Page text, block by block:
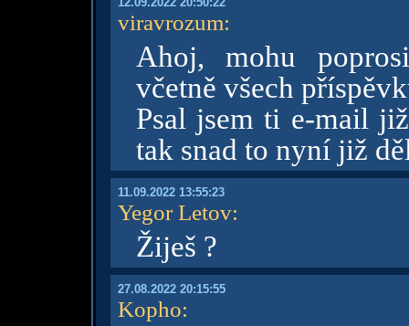
viravrozum:
Ahoj, mohu
včetně všech
Psal jsem ti e-mail
tak snad to nyní již
11.09.2022 13:55:23
Yegor Letov:
Žiješ ?
27.08.2022 20:15:55
Kopho: